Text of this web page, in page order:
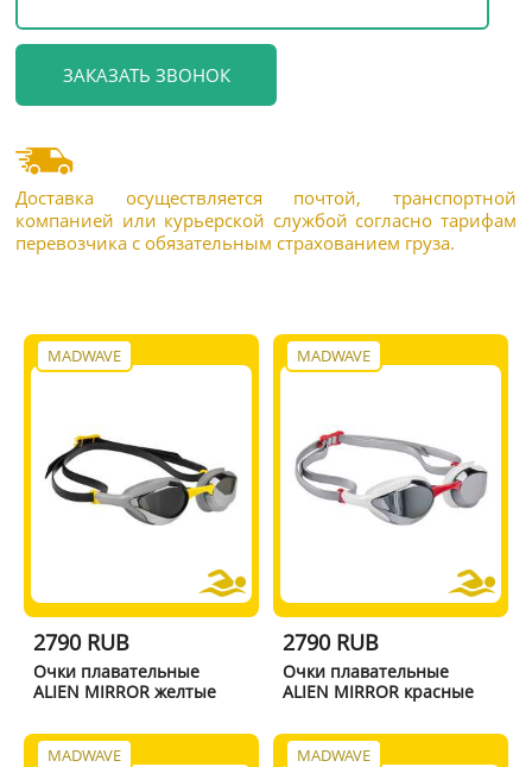
Доставка осуществляется почтой, транспортной
компанией или курьерской службой согласно тарифам
перевозчика с обязательным страхованием груза.
MADWAVE
2790 RUB
Очки плавательные
ALIEN MIRROR желтые
MADWAVE
2790 RUB
Очки плавательные
ALIEN MIRROR красные
MADWAVE MADWAVE